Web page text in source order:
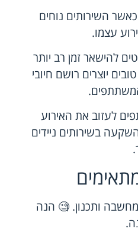
השירותים נוחים
עצמו.
להישאר זמן רב יותר
יוצרים רושם חיובי
לעזוב את האירוע
בשירותים ניידים
ותכנון. 🧐 הנה